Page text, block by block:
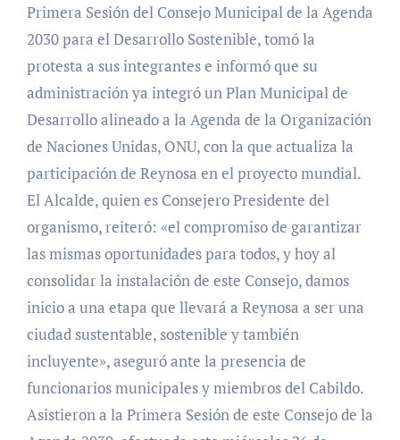
Primera Sesión del Consejo Municipal de la Agenda
2030 para el Desarrollo Sostenible, tomó la
protesta a sus integrantes e informó que su
administración ya integró un Plan Municipal de
Desarrollo alineado a la Agenda de la Organización
de Naciones Unidas, ONU, con la que actualiza la
participación de Reynosa en el proyecto mundial.
El Alcalde, quien es Consejero Presidente del
organismo, reiteró: «el compromiso de garantizar
las mismas oportunidades para todos, y hoy al
consolidar la instalación de este Consejo, damos
inicio a una etapa que llevará a Reynosa a ser una
ciudad sustentable, sostenible y también
incluyente», aseguró ante la presencia de
funcionarios municipales y miembros del Cabildo.
Asistieron a la Primera Sesión de este Consejo de la